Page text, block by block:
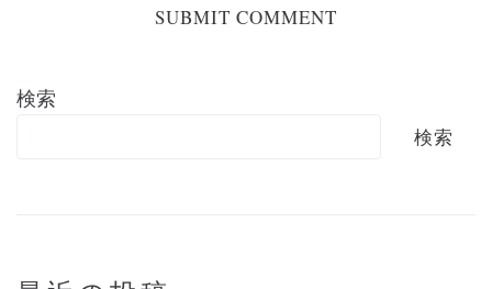
検索
検索